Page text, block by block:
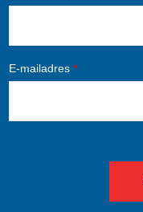
E-mailadres *